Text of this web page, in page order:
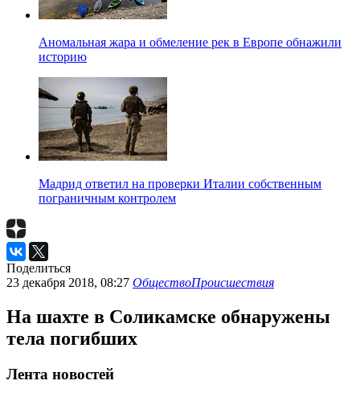
Аномальная жара и обмеление рек в Европе обнажили
историю
Мадрид ответил на проверки Италии собственным
пограничным контролем
Поделиться
23 декабря 2018, 08:27 ОбществоПроисшествия
На шахте в Соликамске обнаружены
тела погибших
Лента новостей